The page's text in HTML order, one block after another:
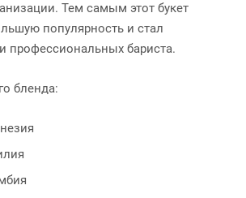
Тем самым этот букет
популярность и стал
профессиональных бариста.
бленда: